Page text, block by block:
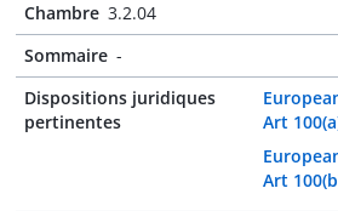
Chambre 3.2.04
Sommaire -
Dispositions juridiques
pertinentes
Art
Art